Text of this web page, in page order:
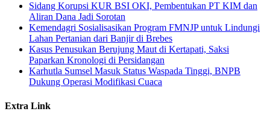
Sidang Korupsi KUR BSI OKI, Pembentukan PT KIM dan
Aliran Dana Jadi Sorotan
Kemendagri Sosialisasikan Program FMNJP untuk Lindungi
Lahan Pertanian dari Banjir di Brebes
Kasus Penusukan Berujung Maut di Kertapati, Saksi
Paparkan Kronologi di Persidangan
Karhutla Sumsel Masuk Status Waspada Tinggi, BNPB
Dukung Operasi Modifikasi Cuaca
Extra Link